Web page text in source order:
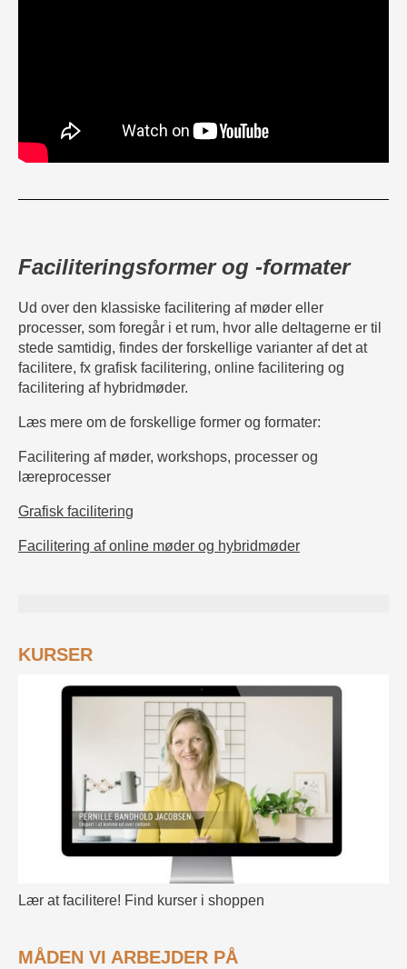
Faciliteringsformer og -formater
Ud over den klassiske facilitering af møder eller
processer, som foregår i et rum, hvor alle deltagerne er til
stede samtidig, findes der forskellige varianter af det at
facilitere, fx grafisk facilitering, online facilitering og
facilitering af hybridmøder.
Læs mere om de forskellige former og formater:
Facilitering af møder, workshops, processer og
læreprocesser
Grafisk facilitering
Facilitering af online møder og hybridmøder
KURSER
Lær at facilitere! Find kurser i shoppen
MÅDEN VI ARBEJDER PÅ